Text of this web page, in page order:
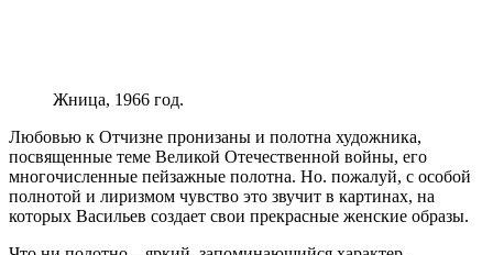
Жница, 1966 год.
Любовью к Отчизне пронизаны и полотна художника,
посвященные теме Великой Отечественной войны, его
многочисленные пейзажные полотна. Но. пожалуй, с особой
полнотой и лиризмом чувство это звучит в картинах, на
которых Васильев создает свои прекрасные женские образы.